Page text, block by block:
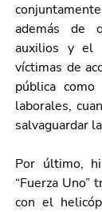
además de
auxilios y el
víctimas de
pública
laborales,
salvaguardar
Por último,
“Fuerza Uno”
con el